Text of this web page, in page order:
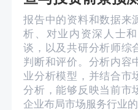
报告中的资料和数据来
析、对业内资深人士
谈，以及共研分析师综
判断和评价。分析内容
业分析模型，并结合市
分析，能够反映当前市
企业布局市场服务行业